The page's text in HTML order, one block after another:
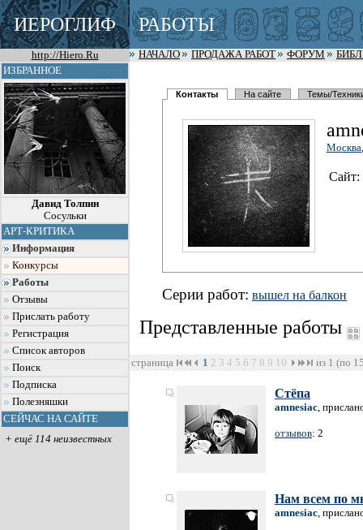
ИЕРОГЛИФ РАБОТЫ
http://Hiero.Ru НАЧАЛО ПРОДАЖА РАБОТ ФОРУМ
ИЗБРАННОЕ
Давид Толпин
Сосульки
АРТ-КРИТИКА
Информация
Конкурсы
Работы
Отзывы
Прислать работу
Регистрация
Список авторов
Поиск
Подписка
Полезняшки
СЕЙЧАС НА САЙТЕ
+ ещё 114 неизвестных
Контакты На сайте Темы/
Москва
Сайт:
Серии работ: вышел на балкон
Представленные работы
страница 1 2 3 4 5 6 7 8 9 10 из 1 (по
Стёпа
amnesiac,
отзывов: 2
Нам всем по
amnesiac,